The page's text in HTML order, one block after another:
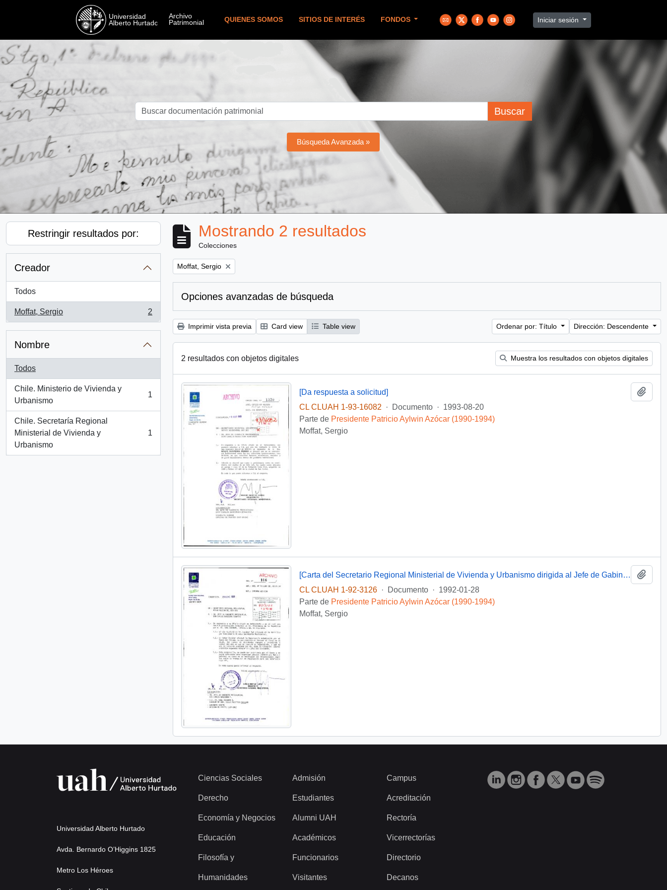
QUIENES SOMOS SITIOS DE INTERÉS FONDOS Iniciar sesión
Buscar
Búsqueda Avanzada »
Restringir resultados por:
Creador
Todos
Moffat, Sergio
, 2 resultados
2
Nombre
Todos
Chile. Ministerio de Vivienda y
Urbanismo
, 1 resultados
1
Chile. Secretaría Regional
Ministerial de Vivienda y
Urbanismo
, 1 resultados
1
Mostrando 2 resultados
Colecciones
Remove filter:
Moffat, Sergio
Opciones avanzadas de búsqueda
Imprimir vista previa Card view Table view Ordenar por: Título Dirección: Descendente
2 resultados con objetos digitales Muestra los resultados con objetos digitales
[Da respuesta a solicitud]
CL CLUAH 1-93-16082
· Documento · 1993-08-20
Parte de Presidente Patricio Aylwin Azócar (1990-1994)
Moffat, Sergio
[Carta del Secretario Regional Ministerial de Vivienda y Urbanismo dirigida al Jefe de Gabinete Presidencial, referente a informe de gestión]
CL CLUAH 1-92-3126
· Documento · 1992-01-28
Parte de Presidente Patricio Aylwin Azócar (1990-1994)
Moffat, Sergio
Universidad Alberto Hurtado
Avda. Bernardo O’Higgins 1825
Metro Los Héroes
Ciencias Sociales
Derecho
Economía y Negocios
Educación
Filosofía y
Humanidades
Admisión
Estudiantes
Alumni UAH
Académicos
Funcionarios
Visitantes
Campus
Acreditación
Rectoría
Vicerrectorías
Directorio
Decanos